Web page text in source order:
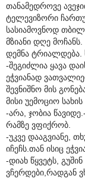
თანამედროვე
ტელევიზორი
სასიამოვნოდ
მზიანი დღე მოჩანს.
დემნა ტრიალდება.
-შეგიძლია ყავა
ეჭვიანად
შევნიშნო მის
მისი უემოციო
-არა, ჯობია
რამზე ვფიქრობ.
-უკვე დააგვიანე,
იჩეჩს.თან ისიც
-დიახ წყვეტს,
ვჩერდები,რადგან